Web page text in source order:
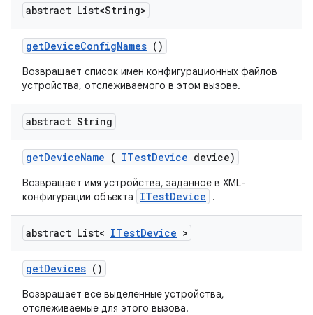
abstract List<String>
getDeviceConfigNames ()
Возвращает список имен конфигурационных файлов
устройства, отслеживаемого в этом вызове.
abstract String
getDeviceName ( ITestDevice device)
Возвращает имя устройства, заданное в XML-
конфигурации объекта
ITestDevice .
abstract List< ITestDevice >
getDevices ()
Возвращает все выделенные устройства,
отслеживаемые для этого вызова.